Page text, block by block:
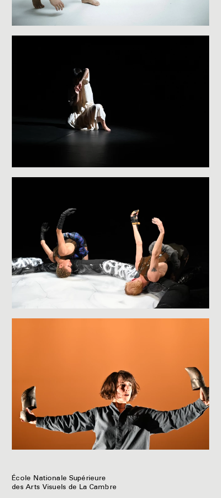
École Nationale Supérieure
des Arts Visuels de La Cambre